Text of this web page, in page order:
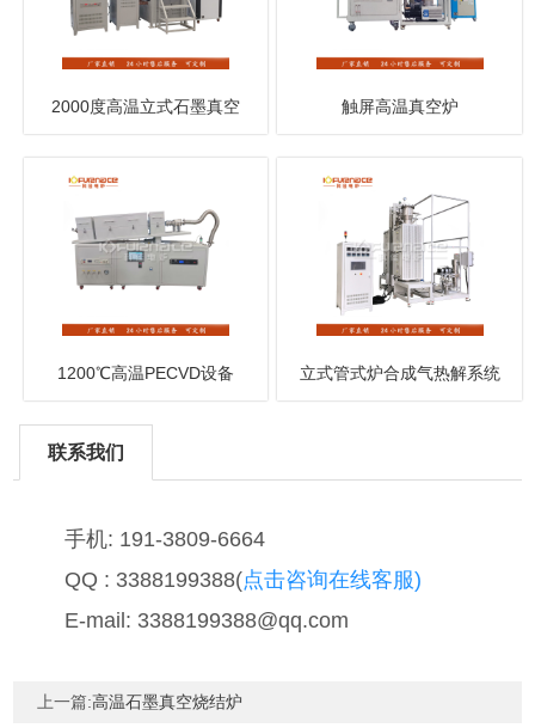
2000度高温立式石墨真空 触屏高温真空炉
1200℃高温PECVD设备 立式管式炉合成气热解系统
联系我们
手机: 191-3809-6664
QQ : 3388199388(点击咨询在线客服)
E-mail: 3388199388@qq.com
上一篇:高温石墨真空烧结炉